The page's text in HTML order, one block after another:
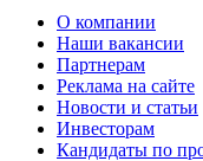
О компании
Наши вакансии
Партнерам
Реклама на сайте
Новости и статьи
Инвесторам
Кандидаты по